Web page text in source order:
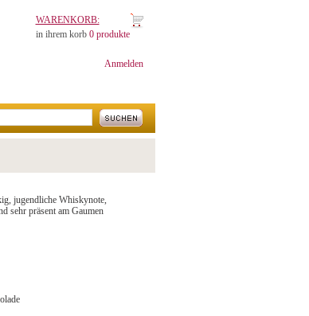
WARENKORB:
in ihrem korb 0 produkte
Anmelden
jugendliche Whiskynote,
sehr präsent am Gaumen